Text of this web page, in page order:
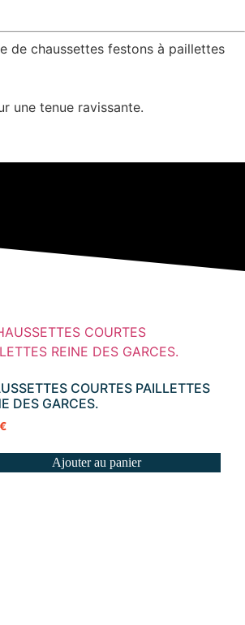
de chaussettes festons à paillettes
une tenue ravissante.
COURTES PAILLETTES
DES GARCES.
€
Ajouter au panier